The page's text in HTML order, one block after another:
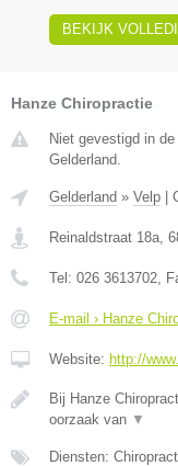
BEKIJK
Hanze Chiropractie
Niet gevestigd in
Gelderland.
Gelderland » Velp |
Reinaldstraat 18a
Tel: 026 3613702 ,
E-mail › Hanze
Website: http://
Bij Hanze
oorzaak van ▼
Diensten: